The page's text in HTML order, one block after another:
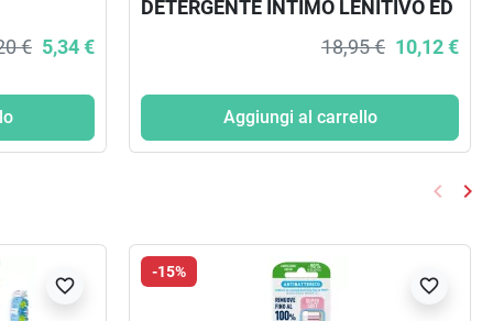
€ 5,34 €
DETERGENTE INTIMO LENITIVO ED
18,95 € 10,12 €
Aggiungi al carrello
keyboard_arrow_left keyboard_arrow_right
favorite_border
-15%
favorite_border